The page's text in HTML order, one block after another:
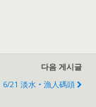
다음 게시글
6/21 淡水‧漁人碼頭